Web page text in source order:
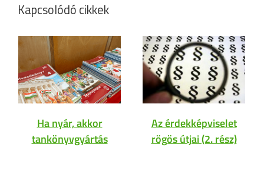
Kapcsolódó cikkek
Ha nyár, akkor
tankönyvgyártás
Az érdekképviselet
rögös útjai (2. rész)